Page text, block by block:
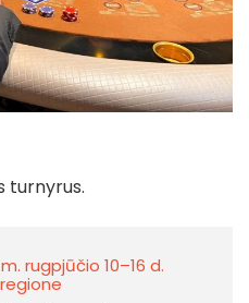
turnyrus.
rugpjūčio 10–16 d.